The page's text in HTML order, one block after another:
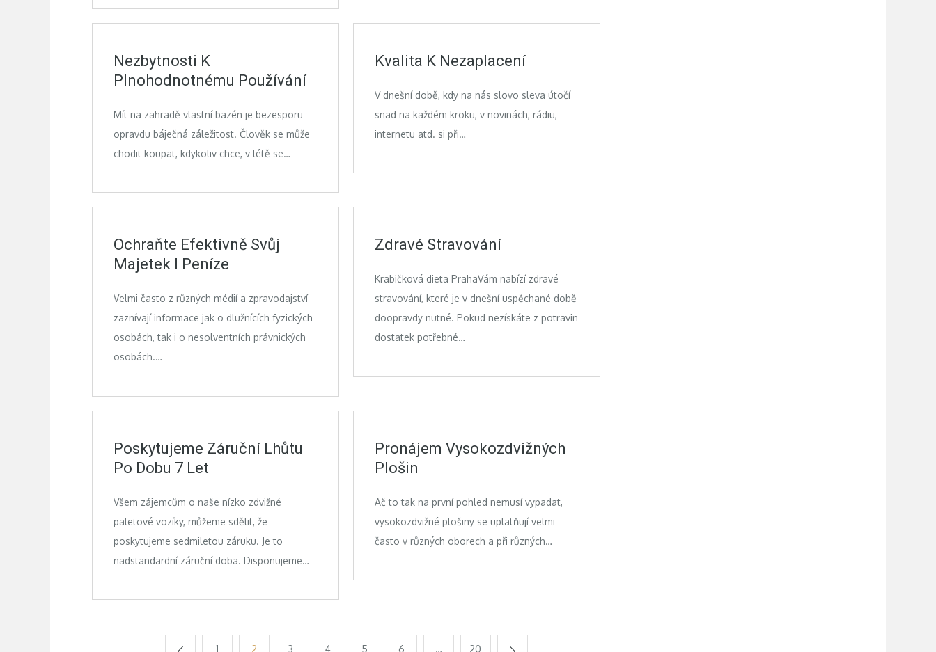
Nezbytnosti K
Plnohodnotnému Používání
Mít na zahradě vlastní bazén je bezesporu
opravdu báječná záležitost. Člověk se může
chodit koupat, kdykoliv chce, v létě se…
Kvalita K Nezaplacení
V dnešní době, kdy na nás slovo sleva útočí
snad na každém kroku, v novinách, rádiu,
internetu atd. si při…
Ochraňte Efektivně Svůj
Majetek I Peníze
Velmi často z různých médií a zpravodajství
zaznívají informace jak o dlužnících fyzických
osobách, tak i o nesolventních právnických
osobách.…
Zdravé Stravování
Krabičková dieta PrahaVám nabízí zdravé
stravování, které je v dnešní uspěchané době
doopravdy nutné. Pokud nezískáte z potravin
dostatek potřebné…
Poskytujeme Záruční Lhůtu
Po Dobu 7 Let
Všem zájemcům o naše nízko zdvižné
paletové vozíky, můžeme sdělit, že
poskytujeme sedmiletou záruku. Je to
nadstandardní záruční doba. Disponujeme…
Pronájem Vysokozdvižných
Plošin
Ač to tak na první pohled nemusí vypadat,
vysokozdvižné plošiny se uplatňují velmi
často v různých oborech a při různých…
1 2 3 4 5 6 … 20